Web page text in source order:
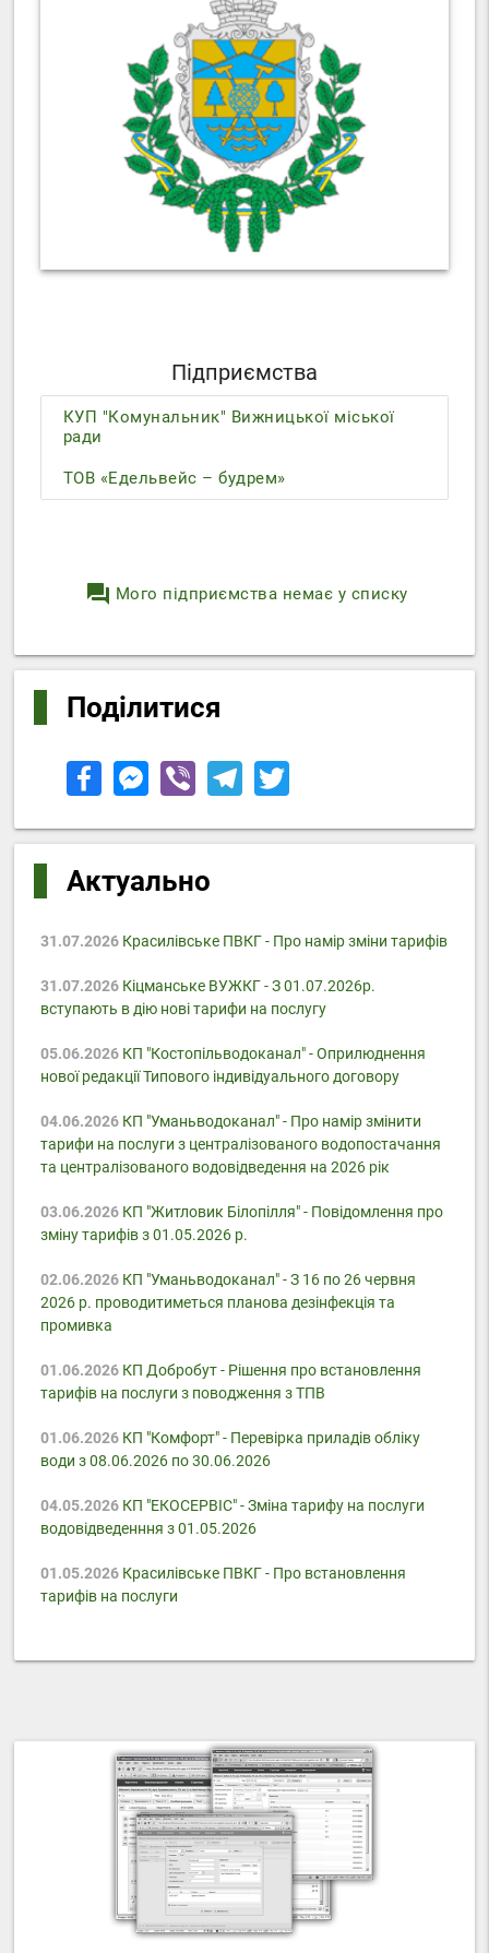
Підприємства
КУП "Комунальник" Вижницької міської
ради
ТОВ «Едельвейс – будрем»
question_answer Мого підприємства немає у списку
Поділитися
Актуально
31.07.2026Красилівське ПВКГ - Про намір зміни тарифів
31.07.2026Кіцманське ВУЖКГ - З 01.07.2026р.
вступають в дію нові тарифи на послугу
05.06.2026КП "Костопільводоканал" - Оприлюднення
нової редакції Типового індивідуального договору
04.06.2026КП "Уманьводоканал" - Про намір змінити
тарифи на послуги з централізованого водопостачання
та централізованого водовідведення на 2026 рік
03.06.2026КП "Житловик Білопілля" - Повідомлення про
зміну тарифів з 01.05.2026 р.
02.06.2026КП "Уманьводоканал" - З 16 по 26 червня
2026 р. проводитиметься планова дезінфекція та
промивка
01.06.2026КП Добробут - Pішення про встановлення
тарифів на послуги з поводження з ТПВ
01.06.2026КП "Комфорт" - Перевірка приладів обліку
води з 08.06.2026 по 30.06.2026
04.05.2026КП "ЕКОСЕРВІС" - Зміна тарифу на послуги
водовідведенння з 01.05.2026
01.05.2026Красилівське ПВКГ - Про встановлення
тарифів на послуги